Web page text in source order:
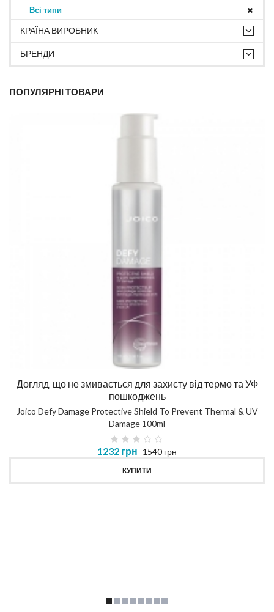
Всі типи
КРАЇНА ВИРОБНИК
БРЕНДИ
ПОПУЛЯРНІ ТОВАРИ
Догляд, що не змивається для захисту від термо та УФ
пошкоджень
Joico Defy Damage Protective Shield To Prevent Thermal & UV
Damage 100ml
1232 грн 1540 грн
КУПИТИ